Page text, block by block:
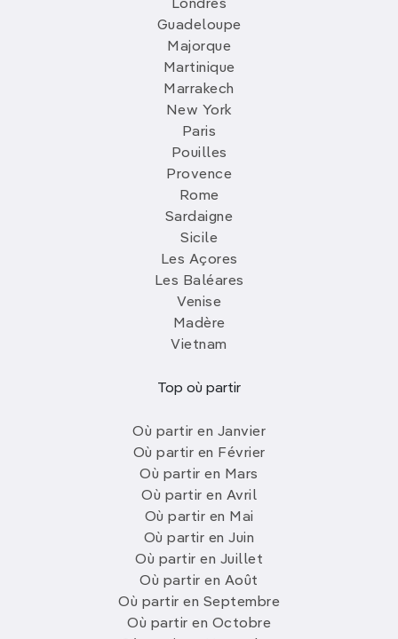
Londres
Guadeloupe
Majorque
Martinique
Marrakech
New York
Paris
Pouilles
Provence
Rome
Sardaigne
Sicile
Les Açores
Les Baléares
Venise
Madère
Vietnam
Top où partir
Où partir en Janvier
Où partir en Février
Où partir en Mars
Où partir en Avril
Où partir en Mai
Où partir en Juin
Où partir en Juillet
Où partir en Août
Où partir en Septembre
Où partir en Octobre